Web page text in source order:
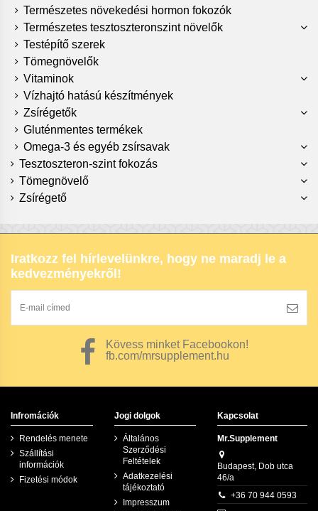
Természetes növekedési hormon fokozók
Természetes tesztoszteronszint növelők
Testépítő szerek
Tömegnövelők
Vitaminok
Vízhajtó hatású készítmények
Zsírégetők
Gluténmentes termékek
Omega-3 és egyéb zsírsavak
Tesztoszteron-szint fokozás
Tömegnövelő
Zsírégető
Iratkozz fel hírlevelünkre, hogy ne maradj le a
kedvezményekről!
Kövess minket Facebookon!
fb.com/mrsupplement.hu
Infromációk
Rendelés menete
Szállítási
információk
Fizetési módok
Jogi dolgok
Általános
Szerződési
Feltételek
Adatkezelési
tájékoztató
Impresszum
Kapcsolat
Mr.Supplement
Budapest, Dob utca
46/a
+36 70 944 0593